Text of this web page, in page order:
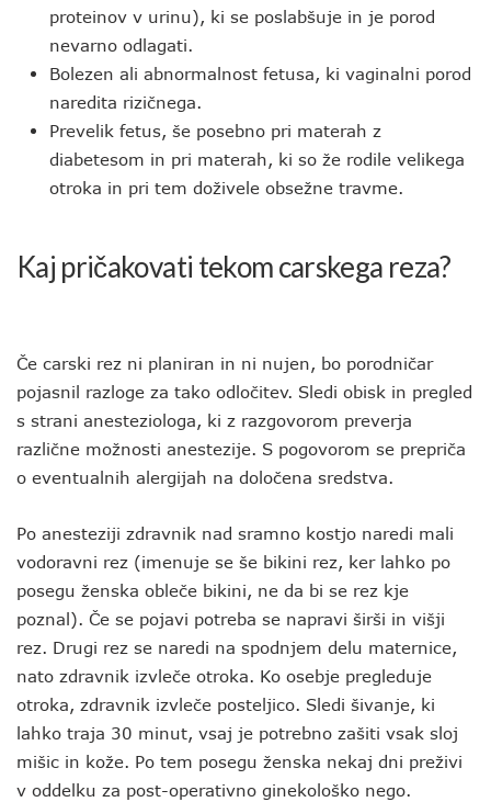
proteinov v urinu), ki se poslabšuje in je porod
nevarno odlagati.
Bolezen ali abnormalnost fetusa, ki vaginalni porod
naredita rizičnega.
Prevelik fetus, še posebno pri materah z
diabetesom in pri materah, ki so že rodile velikega
otroka in pri tem doživele obsežne travme.
Kaj pričakovati tekom carskega reza?
Če carski rez ni planiran in ni nujen, bo porodničar
pojasnil razloge za tako odločitev. Sledi obisk in pregled
s strani anesteziologa, ki z razgovorom preverja
različne možnosti anestezije. S pogovorom se prepriča
o eventualnih alergijah na določena sredstva.
Po anesteziji zdravnik nad sramno kostjo naredi mali
vodoravni rez (imenuje se še bikini rez, ker lahko po
posegu ženska obleče bikini, ne da bi se rez kje
poznal). Če se pojavi potreba se napravi širši in višji
rez. Drugi rez se naredi na spodnjem delu maternice,
nato zdravnik izvleče otroka. Ko osebje pregleduje
otroka, zdravnik izvleče posteljico. Sledi šivanje, ki
lahko traja 30 minut, vsaj je potrebno zašiti vsak sloj
mišic in kože. Po tem posegu ženska nekaj dni preživi
v oddelku za post-operativno ginekološko nego.